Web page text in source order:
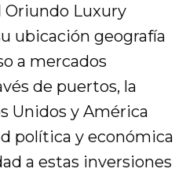
Oriundo Luxury
ubicación geografía
a mercados
de puertos, la
Unidos y América
política y económica
a estas inversiones